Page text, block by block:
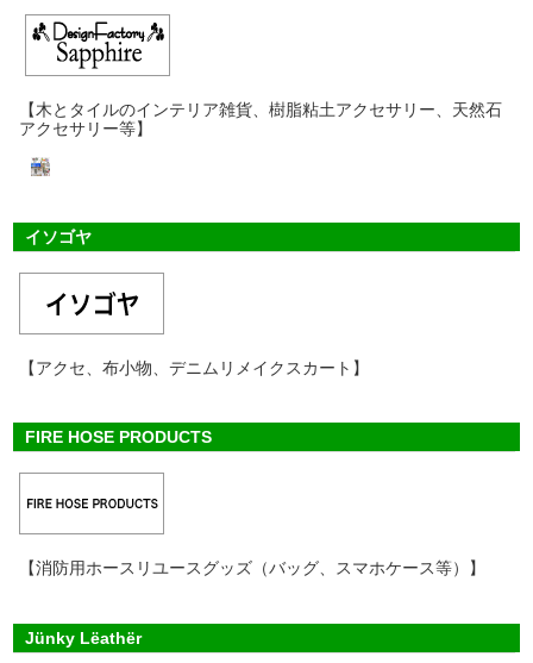
【木とタイルのインテリア雑貨、樹脂粘土アクセサリー、天然石
アクセサリー等】
イソゴヤ
【アクセ、布小物、デニムリメイクスカート】
FIRE HOSE PRODUCTS
【消防用ホースリユースグッズ（バッグ、スマホケース等）】
Jünky Lëathër